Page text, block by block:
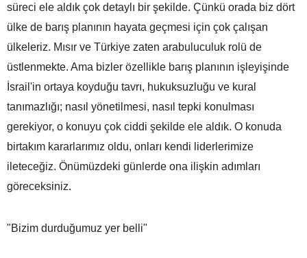
süreci ele aldık çok detaylı bir şekilde. Çünkü orada biz dört
ülke de barış planının hayata geçmesi için çok çalışan
ülkeleriz. Mısır ve Türkiye zaten arabuluculuk rolü de
üstlenmekte. Ama bizler özellikle barış planının işleyişinde
İsrail'in ortaya koyduğu tavrı, hukuksuzluğu ve kural
tanımazlığı; nasıl yönetilmesi, nasıl tepki konulması
gerekiyor, o konuyu çok ciddi şekilde ele aldık. O konuda
birtakım kararlarımız oldu, onları kendi liderlerimize
ileteceğiz. Önümüzdeki günlerde ona ilişkin adımları
göreceksiniz.
"Bizim durduğumuz yer belli"